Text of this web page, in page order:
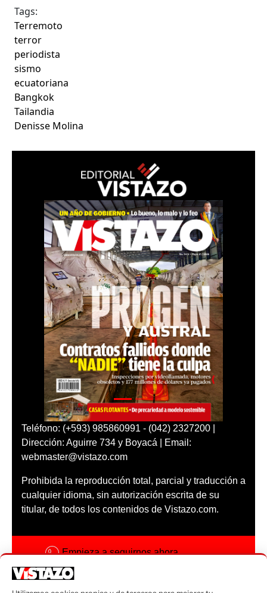
Tags:
Terremoto
terror
periodista
sismo
ecuatoriana
Bangkok
Tailandia
Denisse Molina
Teléfono: (+593) 985860991 - (042) 2327200 |
Dirección: Aguirre 734 y Boyacá | Email:
webmaster@vistazo.com
Prohibida la reproducción total, parcial y traducción a
cualquier idioma, sin autorización escrita de su
titular, de todos los contenidos de Vistazo.com.
Empieza a seguirnos ahora